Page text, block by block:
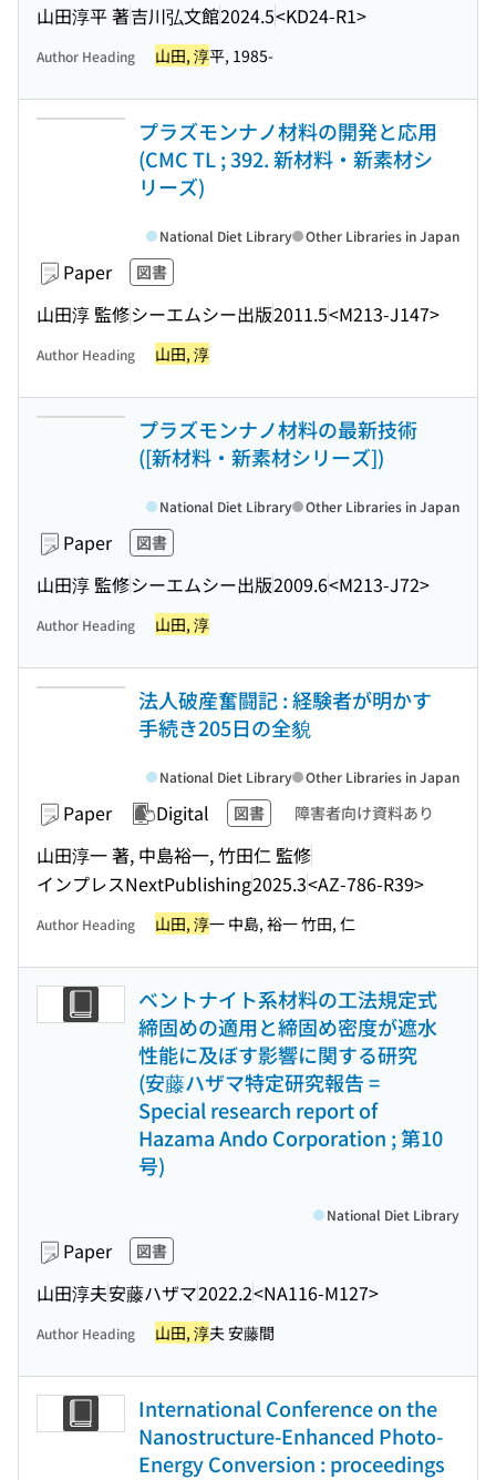
山田淳平 著吉川弘文館2024.5<KD24-R1>
Author Heading 山田, 淳平, 1985-
プラズモンナノ材料の開発と応用
(CMC TL ; 392. 新材料・新素材シ
リーズ)
Paper 図書
山田淳 監修シーエムシー出版2011.5<M213-J147>
National Diet Library Other Libraries in Japan
Author Heading 山田, 淳
プラズモンナノ材料の最新技術
([新材料・新素材シリーズ])
Paper 図書
山田淳 監修シーエムシー出版2009.6<M213-J72>
National Diet Library Other Libraries in Japan
Author Heading 山田, 淳
法人破産奮闘記 : 経験者が明かす
手続き205日の全貌
Paper Digital 図書 障害者向け資料あり
山田淳一 著, 中島裕一, 竹田仁 監修
インプレスNextPublishing2025.3<AZ-786-R39>
National Diet Library Other Libraries in Japan
Author Heading 山田, 淳一 中島, 裕一 竹田, 仁
ベントナイト系材料の工法規定式
締固めの適用と締固め密度が遮水
性能に及ぼす影響に関する研究
(安藤ハザマ特定研究報告 =
Special research report of
Hazama Ando Corporation ; 第10
号)
Paper 図書
山田淳夫安藤ハザマ2022.2<NA116-M127>
National Diet Library
Author Heading 山田, 淳夫 安藤間
International Conference on the
Nanostructure-Enhanced Photo-
Energy Conversion : proceedings